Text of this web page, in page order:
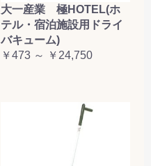
大一産業 極HOTEL(ホ
テル・宿泊施設用ドライ
バキューム)
￥473 ～ ￥24,750